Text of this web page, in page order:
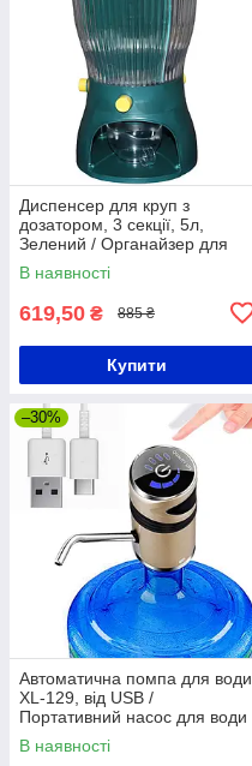
Диспенсер для круп з
дозатором, 3 секції, 5л,
Зелений / Органайзер для
круп / Органайзер для
сипучих продуктів
В наявності
619,50 ₴ 885 ₴
Купити
–30%
Автоматична помпа для води
XL-129, від USB /
Портативний насос для води
/ Електричний диспенсер на
сулію
В наявності